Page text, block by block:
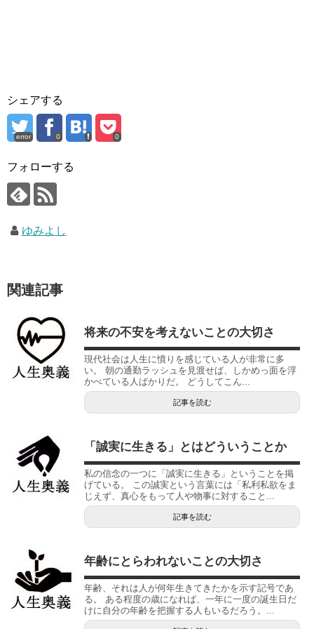
シェアする
error 0 0
フォローする
ゆみよし
関連記事
将来の不安を考えないことの大切さ
現代社会は人生に憤りを感じている人が非常に多
い。 朝の通勤ラッシュを見渡せば、しかめっ面を浮
かべている人ばかりだ。 どうしてこん...
記事を読む
「誠実に生きる」とはどういうことか
私の信念の一つに「誠実に生きる」ということを掲
げている。 この誠実という言葉には「私利私欲をま
じえず、真心をもって人や物事に対すること...
記事を読む
年齢にとらわれないことの大切さ
年齢、それは人が何年生きてきたかを示す記号であ
る。 ある程度の歳になれば、一年に一度の誕生日だ
けに自分の年齢を把握する人もいるだろう。...